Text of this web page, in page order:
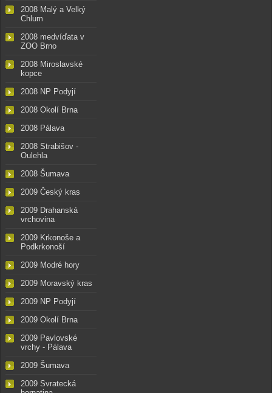
2008 Malý a Velký
Chlum
2008 medvíďata v
ZOO Brno
2008 Miroslavské
kopce
2008 NP Podyjí
2008 Okolí Brna
2008 Pálava
2008 Strabišov -
Oulehla
2008 Šumava
2009 Český kras
2009 Drahanská
vrchovina
2009 Krkonoše a
Podkrkonoší
2009 Modré hory
2009 Moravský kras
2009 NP Podyjí
2009 Okolí Brna
2009 Pavlovské
vrchy - Pálava
2009 Šumava
2009 Svratecká